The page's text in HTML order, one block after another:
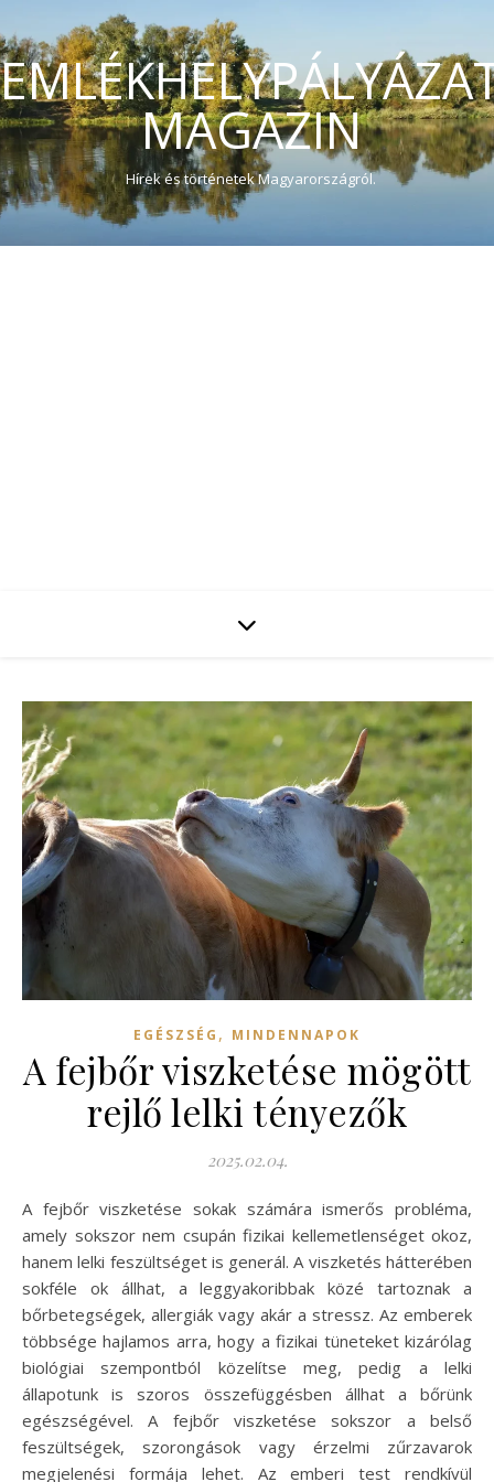
MAGAZIN
Hírek és történetek Magyarországról.
EGÉSZSÉG , MINDENNAPOK
A fejbőr viszketése mögött
rejlő lelki tényezők
2025.02.04.
A fejbőr viszketése sokak számára ismerős probléma,
amely sokszor nem csupán fizikai kellemetlenséget okoz,
hanem lelki feszültséget is generál. A viszketés hátterében
sokféle ok állhat, a leggyakoribbak közé tartoznak a
bőrbetegségek, allergiák vagy akár a stressz. Az emberek
többsége hajlamos arra, hogy a fizikai tüneteket kizárólag
biológiai szempontból közelítse meg, pedig a lelki
állapotunk is szoros összefüggésben állhat a bőrünk
egészségével. A fejbőr viszketése sokszor a belső
feszültségek, szorongások vagy érzelmi zűrzavarok
megjelenési formája lehet. Az emberi test rendkívül